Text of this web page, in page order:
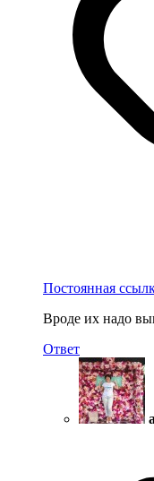
Постоянная
Вроде их надо
Ответ